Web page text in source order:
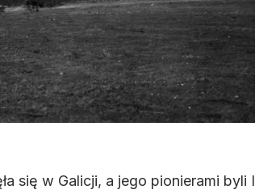
się w Galicji, a jego pionierami